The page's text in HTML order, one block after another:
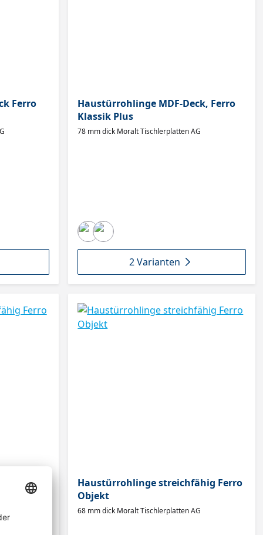
Ferro
Haustürrohlinge MDF-Deck, Ferro
Klassik Plus
78 mm dick Moralt Tischlerplatten AG
2 Varianten
Ferro
Haustürrohlinge streichfähig Ferro
Objekt
68 mm dick Moralt Tischlerplatten AG